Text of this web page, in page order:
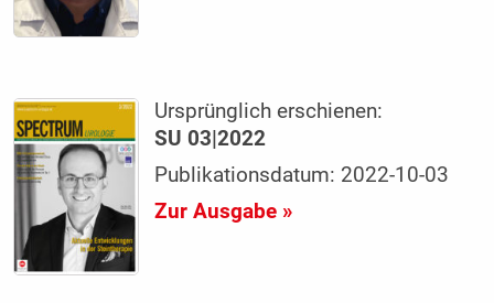
Ursprünglich erschienen:
SU 03|2022
Publikationsdatum: 2022-10-03
Zur Ausgabe »